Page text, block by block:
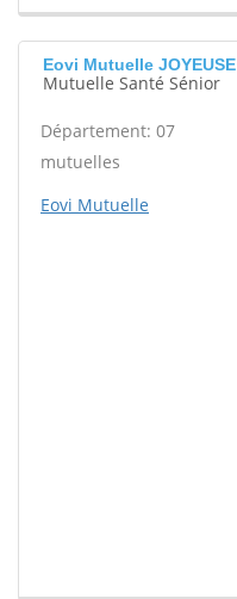
Eovi Mutuelle JOYEUSE
Mutuelle Santé Sénior
Département: 07
mutuelles
Eovi Mutuelle